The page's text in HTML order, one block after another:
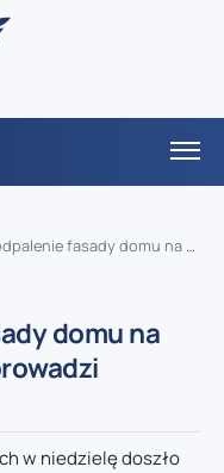
domu na Laeken – prokuratura prowadzi śledztwo
domu na
w niedzielę doszło